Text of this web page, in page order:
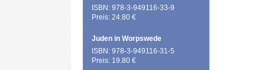
ISBN: 978-3-949116-33-9
Preis: 24.80 €
Juden in Worpswede
ISBN: 978-3-949116-31-5
Preis: 19.80 €